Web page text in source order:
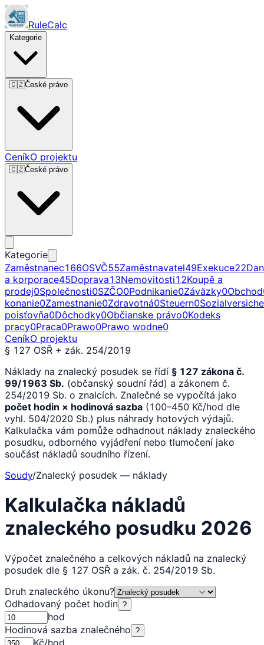
RuleCalc
Kategorie
🇨🇿České právo
CeníkO projektu
🇨🇿České právo
Kategorie
Zaměstnanec166OSVČ55Zaměstnavatel49Exekuce22
a korporace45Doprava13Nemovitosti12Koupě a
prodej0Společnosti0SZČO0Podnikanie0Záväzky0Obchod
konanie0Zamestnanie0Zdravotná0Steuern0
poisťovňa0Dôchodky0Občianske právo0Kodeks
pracy0Praca0Prawo0Prawo wodne0
CeníkO projektu
§ 127 OSŘ + zák. 254/2019
Náklady na znalecký posudek se řídí § 127 zákona č.
99/1963 Sb. (občanský soudní řád) a zákonem č.
254/2019 Sb. o znalcích. Znalečné se vypočítá jako
počet hodin × hodinová sazba (100–450 Kč/hod dle
vyhl. 504/2020 Sb.) plus náhrady hotových výdajů.
Kalkulačka vám pomůže odhadnout náklady znaleckého
posudku, odborného vyjádření nebo tlumočení jako
součást nákladů soudního řízení.
Soudy/Znalecký posudek — náklady
Kalkulačka nákladů
znaleckého posudku 2026
Výpočet znalečného a celkových nákladů na znalecký
posudek dle § 127 OSŘ a zák. č. 254/2019 Sb.
Druh znaleckého úkonu?
Odhadovaný počet hodin ?
hod
Hodinová sazba znalečného ?
Kč/hod